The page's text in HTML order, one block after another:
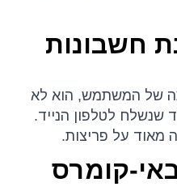
חשבונות
של המשתמש, הוא לא
שנשלח לטלפון הנייד.
על פריצות.
קומרס